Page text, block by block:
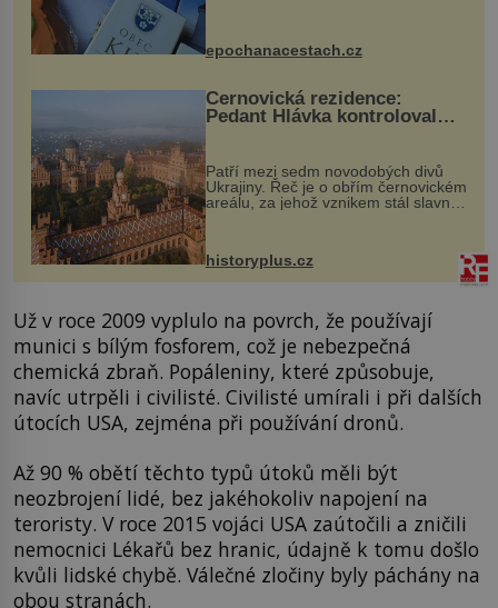
komentovanou prohlídku kostela,
epochanacestach.cz
Černovická rezidence:
Pedant Hlávka kontroloval
Patří mezi sedm novodobých divů
Ukrajiny. Řeč je o obřím černovickém
areálu, za jehož vznikem stál slavný
český architekt Josef Hlávka. Ten si
na něm dal mimořádně záležet. Jeho
stavební plány by při ...
historyplus.cz
Už v roce 2009 vyplulo na povrch, že používají
munici s bílým fosforem, což je nebezpečná
chemická zbraň. Popáleniny, které způsobuje,
navíc utrpěli i civilisté. Civilisté umírali i při dalších
útocích USA, zejména při používání dronů.
Až 90 % obětí těchto typů útoků měli být
neozbrojení lidé, bez jakéhokoliv napojení na
teroristy. V roce 2015 vojáci USA zaútočili a zničili
nemocnici Lékařů bez hranic, údajně k tomu došlo
kvůli lidské chybě. Válečné zločiny byly páchány na
obou stranách.